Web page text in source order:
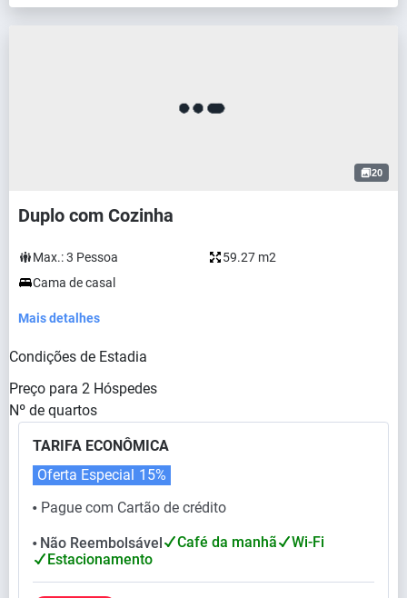
20
Duplo com Cozinha
Max.:3 Pessoa
59.27 m2
Cama de casal
Mais detalhes
Condições de Estadia
Preço para 2 Hóspedes
Nº de quartos
TARIFA ECONÔMICA
⬤ Pague com Cartão de crédito
Oferta Especial 15%
⬤ Não Reembolsável Café da manhã
Wi-Fi
Estacionamento